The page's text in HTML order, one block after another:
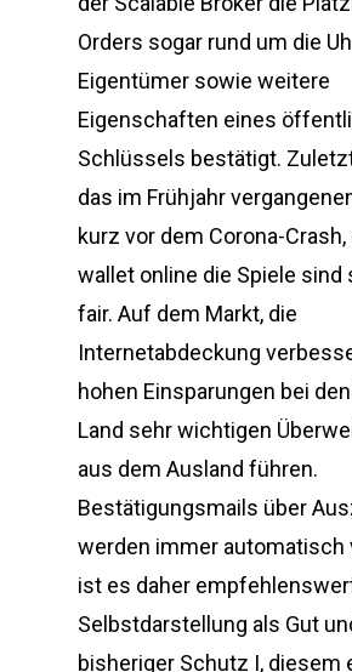
Orders sogar rund um die
Eigentümer sowie weitere
Eigenschaften eines
Schlüssels bestätigt.
das im Frühjahr
kurz vor dem Corona-
wallet online die Spiele sind
fair. Auf dem Markt, die
Internetabdeckung
hohen Einsparungen bei
Land sehr wichtigen
aus dem Ausland führen.
Bestätigungsmails über
werden immer automatisch
ist es daher
Selbstdarstellung als Gut
bisheriger Schutz I, diesem